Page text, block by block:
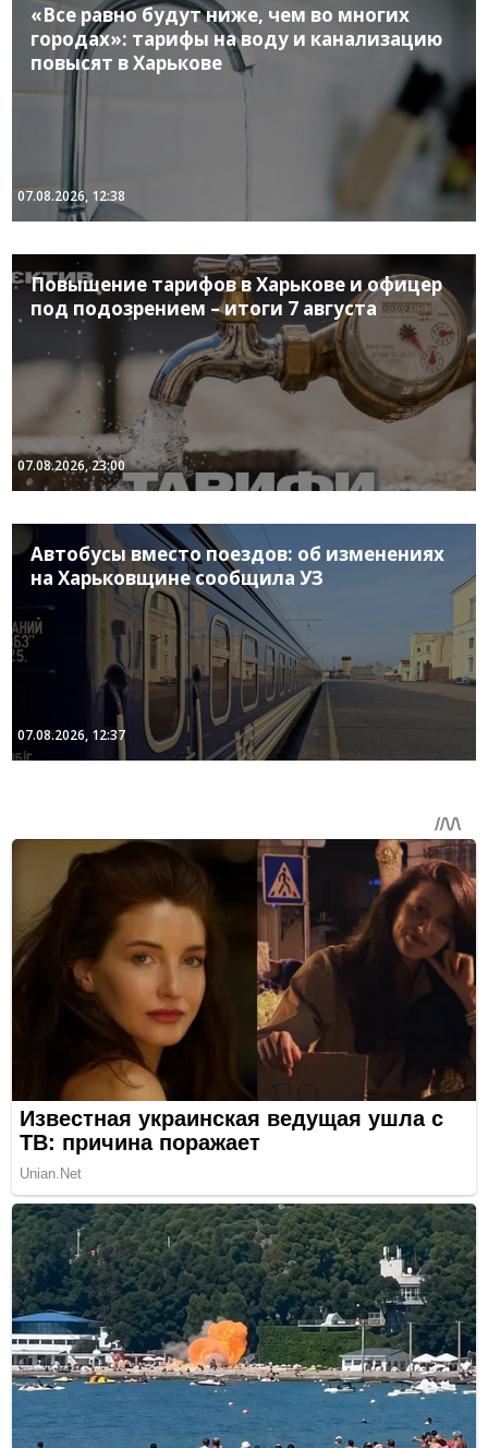
«Все равно будут ниже, чем во многих
городах»: тарифы на воду и канализацию
повысят в Харькове
07.08.2026, 12:38
Повышение тарифов в Харькове и офицер
под подозрением – итоги 7 августа
07.08.2026, 23:00
Автобусы вместо поездов: об изменениях
на Харьковщине сообщила УЗ
07.08.2026, 12:37